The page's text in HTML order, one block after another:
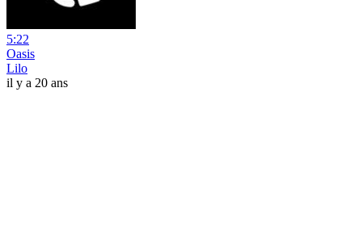
5:22
Oasis
Lilo
il y a 20 ans